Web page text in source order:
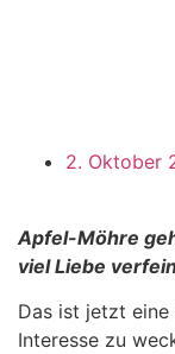
2. Oktober
Apfel-Möhre
viel Liebe
Das ist jetzt
Interesse zu